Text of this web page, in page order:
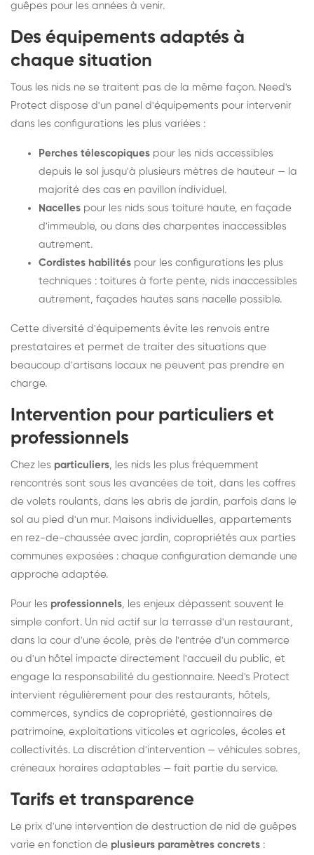
guêpes pour les années à venir.
Des équipements adaptés à
chaque situation
Tous les nids ne se traitent pas de la même façon. Need's
Protect dispose d'un panel d'équipements pour intervenir
dans les configurations les plus variées :
Perches télescopiques pour les nids accessibles
depuis le sol jusqu'à plusieurs mètres de hauteur — la
majorité des cas en pavillon individuel.
Nacelles pour les nids sous toiture haute, en façade
d'immeuble, ou dans des charpentes inaccessibles
autrement.
Cordistes habilités pour les configurations les plus
techniques : toitures à forte pente, nids inaccessibles
autrement, façades hautes sans nacelle possible.
Cette diversité d'équipements évite les renvois entre
prestataires et permet de traiter des situations que
beaucoup d'artisans locaux ne peuvent pas prendre en
charge.
Intervention pour particuliers et
professionnels
Chez les particuliers, les nids les plus fréquemment
rencontrés sont sous les avancées de toit, dans les coffres
de volets roulants, dans les abris de jardin, parfois dans le
sol au pied d'un mur. Maisons individuelles, appartements
en rez-de-chaussée avec jardin, copropriétés aux parties
communes exposées : chaque configuration demande une
approche adaptée.
Pour les professionnels, les enjeux dépassent souvent le
simple confort. Un nid actif sur la terrasse d'un restaurant,
dans la cour d'une école, près de l'entrée d'un commerce
ou d'un hôtel impacte directement l'accueil du public, et
engage la responsabilité du gestionnaire. Need's Protect
intervient régulièrement pour des restaurants, hôtels,
commerces, syndics de copropriété, gestionnaires de
patrimoine, exploitations viticoles et agricoles, écoles et
collectivités. La discrétion d'intervention — véhicules sobres,
créneaux horaires adaptables — fait partie du service.
Tarifs et transparence
Le prix d'une intervention de destruction de nid de guêpes
varie en fonction de plusieurs paramètres concrets :